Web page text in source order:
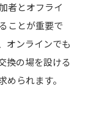
者とオフライ
ことが重要で
オンラインでも
換の場を設ける
られます。